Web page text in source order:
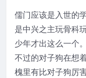
儒门应该是入世的
是中兴之主玩骨科
少年才出这么一个
不过的对子狗在想
槐里有比对子狗厉